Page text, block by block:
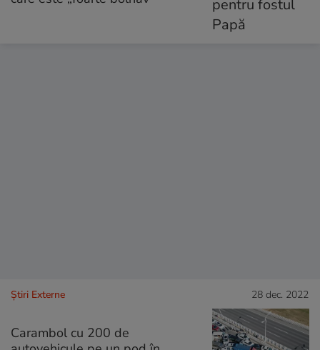
Știri Externe 28 dec. 2022
Carambol cu 200 de